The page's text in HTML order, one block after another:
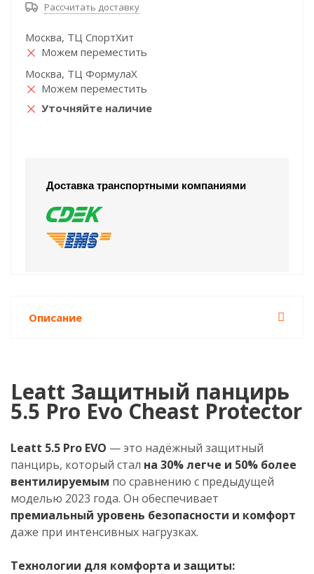
Рассчитать доставку
Москва, ТЦ СпортХит
Можем переместить
Москва, ТЦ ФормулаХ
Можем переместить
Уточняйте наличие
Доставка транспортными компаниями
Описание
Leatt Защитный панцирь
5.5 Pro Evo Cheast Protector
Leatt 5.5 Pro EVO — это надёжный защитный
панцирь, который стал на 30% легче и 50% более
вентилируемым по сравнению с предыдущей
моделью 2023 года. Он обеспечивает
премиальный уровень безопасности и комфорт
даже при интенсивных нагрузках.
Технологии для комфорта и защиты: